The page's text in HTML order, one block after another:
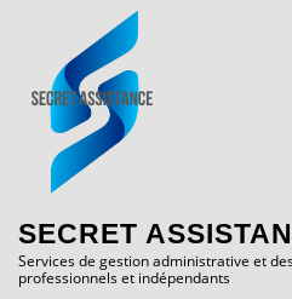
SECRET
Services de gestion administrative et
professionnels et indépendants